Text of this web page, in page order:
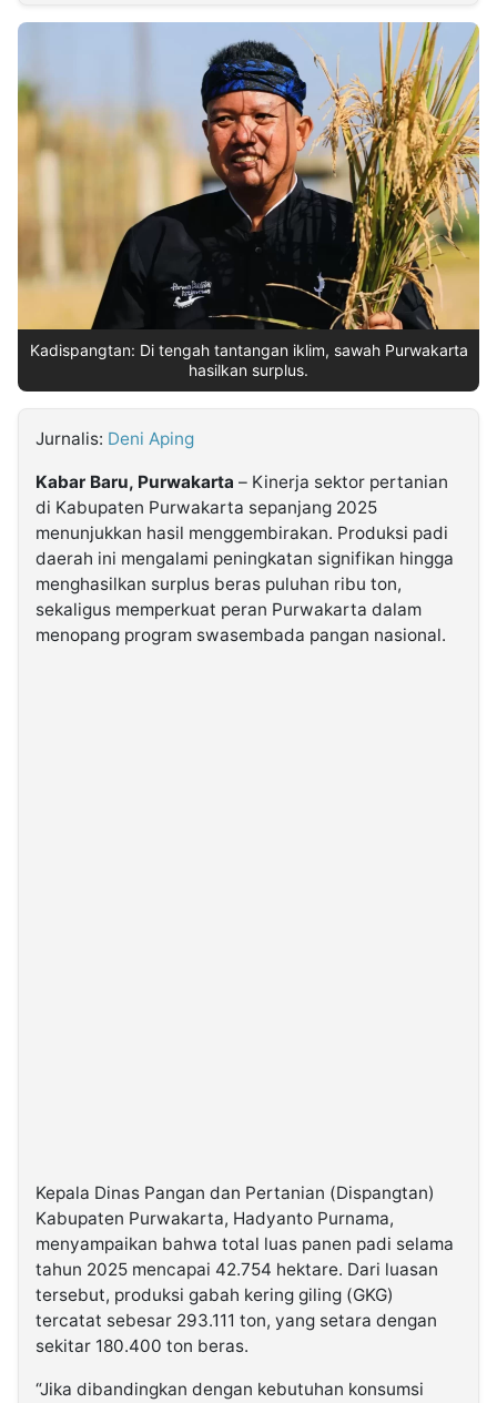
INDONESIA
Partner
Insight
Suara
Lens
Daily
Jalan
Idealita
Kita
Dinamikapost.com
Radar
Seedbacklink
Kabarbaru.co
2026
Kadispangtan: Di tengah tantangan iklim, sawah Purwakarta
hasilkan surplus.
Jurnalis: Deni Aping
Kabar Baru, Purwakarta – Kinerja sektor pertanian
di Kabupaten Purwakarta sepanjang 2025
menunjukkan hasil menggembirakan. Produksi padi
daerah ini mengalami peningkatan signifikan hingga
menghasilkan surplus beras puluhan ribu ton,
sekaligus memperkuat peran Purwakarta dalam
menopang program swasembada pangan nasional.
Kepala Dinas Pangan dan Pertanian (Dispangtan)
Kabupaten Purwakarta, Hadyanto Purnama,
menyampaikan bahwa total luas panen padi selama
tahun 2025 mencapai 42.754 hektare. Dari luasan
tersebut, produksi gabah kering giling (GKG)
tercatat sebesar 293.111 ton, yang setara dengan
sekitar 180.400 ton beras.
“Jika dibandingkan dengan kebutuhan konsumsi